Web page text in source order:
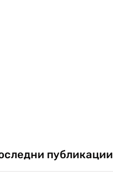
публикации